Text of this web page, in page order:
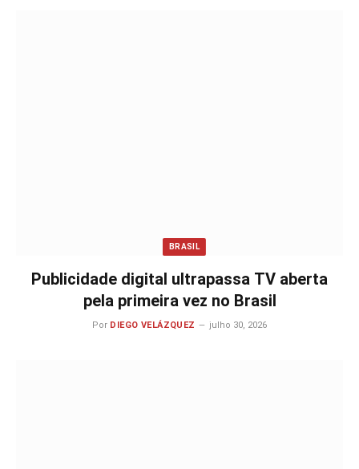
BRASIL
Publicidade digital ultrapassa TV aberta
pela primeira vez no Brasil
Por DIEGO VELÁZQUEZ julho 30, 2026